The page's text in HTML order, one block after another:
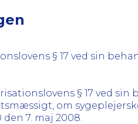
§ 17 ved sin
§ 17 ved sin
om
7. maj 2008.